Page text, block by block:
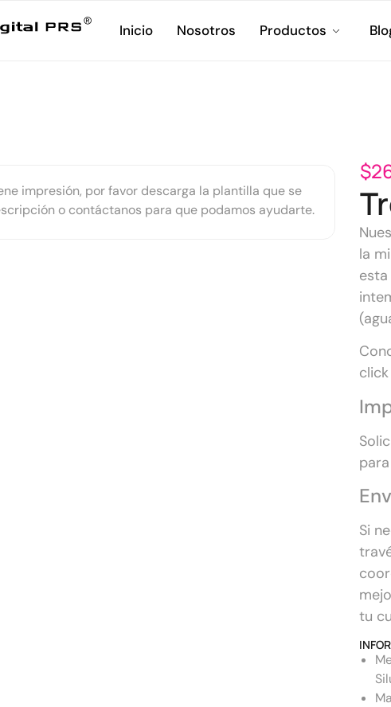
Inicio Nosotros Productos
impresión, por favor descarga la plantilla que se
o contáctanos para que podamos ayudarte.
$
la
Si
tu